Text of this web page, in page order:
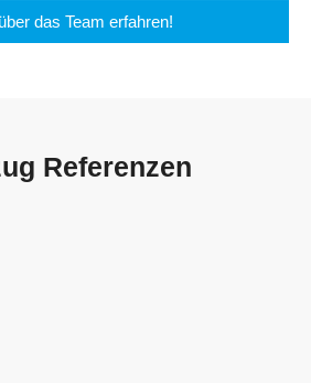
das Team erfahren!
Referenzen